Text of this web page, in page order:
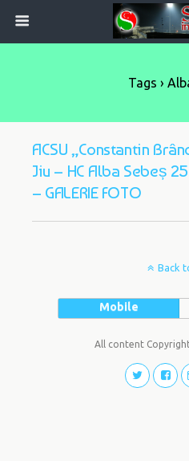
Tags ›
ACSU „Constantin
Jiu – HC Alba Sebeș
– GALERIE FOTO
Back
Mobile
All content